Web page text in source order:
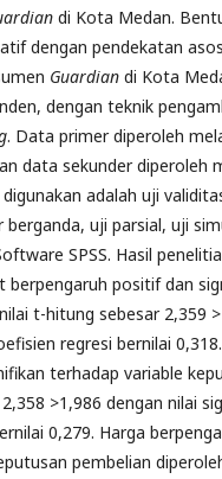
di Kota Medan.
dengan pendekatan
Guardian di Kota
dengan teknik
. Data primer diperoleh
data sekunder diperoleh
adalah uji
uji parsial, uji
SPSS. Hasil
positif dan
t-hitung sebesar 2,359
regresi bernilai
terhadap variable
>1,986 dengan nilai
0,279. Harga
pembelian